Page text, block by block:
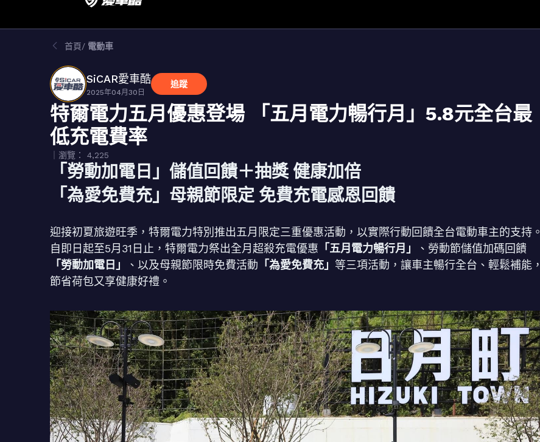
首頁 電動車
SiCAR愛車酷
2025年04月30日
追蹤
特爾電力五月優惠登場 「五月電力暢行月」5.8元全台最
低充電費率
｜瀏覽： 4,225
「勞動加電日」儲值回饋＋抽獎 健康加倍
「為愛免費充」母親節限定 免費充電感恩回饋
迎接初夏旅遊旺季，特爾電力特別推出五月限定三重優惠活動，以實際行動回饋全台電動車主的支持。
自即日起至5月31日止，特爾電力祭出全月超殺充電優惠 「五月電力暢行月」
、勞動節儲值加碼回饋
「勞動加電日」
、以及母親節限時免費活動 「為愛免費充」 等三項活動，讓車主暢行全台、輕鬆補能，
節省荷包又享健康好禮。